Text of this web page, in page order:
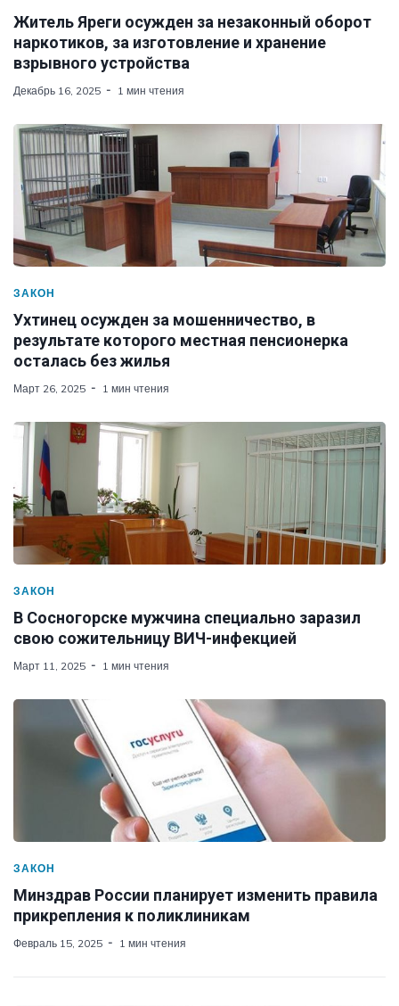
Житель Яреги осужден за незаконный оборот
наркотиков, за изготовление и хранение
взрывного устройства
Декабрь 16, 2025 1 мин чтения
ЗАКОН
Ухтинец осужден за мошенничество, в
результате которого местная пенсионерка
осталась без жилья
Март 26, 2025 1 мин чтения
ЗАКОН
В Сосногорске мужчина специально заразил
свою сожительницу ВИЧ-инфекцией
Март 11, 2025 1 мин чтения
ЗАКОН
Минздрав России планирует изменить правила
прикрепления к поликлиникам
Февраль 15, 2025 1 мин чтения